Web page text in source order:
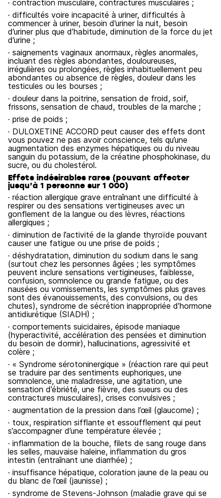
· contraction musculaire, contractures musculaires ;
· difficultés voire incapacité à uriner, difficultés à
commencer à uriner, besoin d’uriner la nuit, besoin
d’uriner plus que d’habitude, diminution de la force du jet
d’urine ;
· saignements vaginaux anormaux, règles anormales,
incluant des règles abondantes, douloureuses,
irrégulières ou prolongées, règles inhabituellement peu
abondantes ou absence de règles, douleur dans les
testicules ou les bourses ;
· douleur dans la poitrine, sensation de froid, soif,
frissons, sensation de chaud, troubles de la marche ;
· prise de poids ;
· DULOXETINE ACCORD peut causer des effets dont
vous pouvez ne pas avoir conscience, tels qu’une
augmentation des enzymes hépatiques ou du niveau
sanguin du potassium, de la créatine phosphokinase, du
sucre, ou du cholestérol.
Effets indésirables rares (pouvant affecter
jusqu’à 1 personne sur 1 000)
· réaction allergique grave entraînant une difficulté à
respirer ou des sensations vertigineuses avec un
gonflement de la langue ou des lèvres, réactions
allergiques ;
· diminution de l’activité de la glande thyroïde pouvant
causer une fatigue ou une prise de poids ;
· déshydratation, diminution du sodium dans le sang
(surtout chez les personnes âgées ; les symptômes
peuvent inclure sensations vertigineuses, faiblesse,
confusion, somnolence ou grande fatigue, ou des
nausées ou vomissements, les symptômes plus graves
sont des évanouissements, des convulsions, ou des
chutes), syndrome de sécrétion inappropriée d’hormone
antidiurétique (SIADH) ;
· comportements suicidaires, épisode maniaque
(hyperactivité, accélération des pensées et diminution
du besoin de dormir), hallucinations, agressivité et
colère ;
· « Syndrome sérotoninergique » (réaction rare qui peut
se traduire par des sentiments euphoriques, une
somnolence, une maladresse, une agitation, une
sensation d’ébriété, une fièvre, des sueurs ou des
contractures musculaires), crises convulsives ;
· augmentation de la pression dans l’œil (glaucome) ;
· toux, respiration sifflante et essoufflement qui peut
s’accompagner d’une température élevée ;
· inflammation de la bouche, filets de sang rouge dans
les selles, mauvaise haleine, inflammation du gros
intestin (entraînant une diarrhée) ;
· insuffisance hépatique, coloration jaune de la peau ou
du blanc de l’œil (jaunisse) ;
· syndrome de Stevens-Johnson (maladie grave qui se